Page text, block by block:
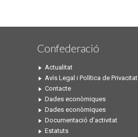
Confederació
Actualitat
Avís Legal i Política de Privacitat
Contacte
Dades econòmiques
Dades econòmiques
Documentació d’activitat
Estatuts